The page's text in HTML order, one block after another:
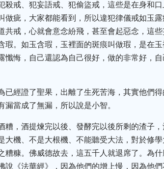
殺戒、犯妄語戒、犯偷盜戒，這些是在身和
疵，大家都能看到，所以違犯律儀戒如玉
共戒，心就會意念紛飛，甚至會起惡念，這
瑕。如玉含瑕，玉裡面的斑痕叫做瑕，是在
悔，自己還認為自己很好，做的非常好，
已經證了聖果，出離了生死苦海，其實他們
當成了無漏，所以說是小智。
糟，酒提煉完以後、發酵完以後所剩的渣子
大機、不是大根機、不能聽受大法，對於修
糟糠。佛威德故去，這五千人就退席了。為
說《法華經》，因為他們的增上慢，因為他